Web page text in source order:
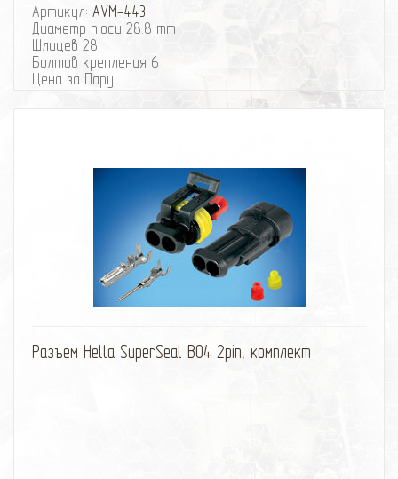
Артикул: AVM-443
Диаметр п.оси 28.8 mm
Шлицев 28
Болтов крепления 6
Цена за Пару
Позволит вам полностью отключать передний мост,
экономя топливо, снижая шумы и вибрации от
Подходит на автомобили :
- Mitsubishi Pajero, - Pajero Sport, - Montero, -
Montero Sport, - Challenger, - Delika 4WD, - L-200, -
C передними 8-дюймовыми Главными Парами и
Разъем Hella SuperSeal B04 2pin, комплект